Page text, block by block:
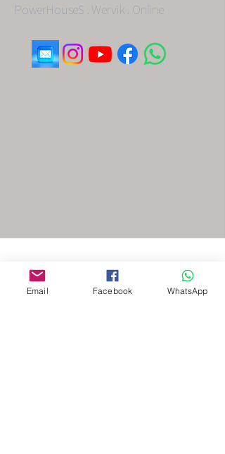
PowerHouseS . Wervik . Online
Email Facebook WhatsApp